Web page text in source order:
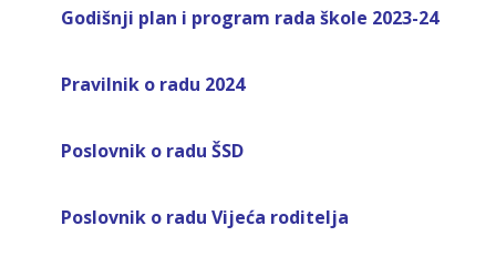
Godišnji plan i program rada škole 2023-24
Pravilnik o radu 2024
Poslovnik o radu ŠSD
Poslovnik o radu Vijeća roditelja